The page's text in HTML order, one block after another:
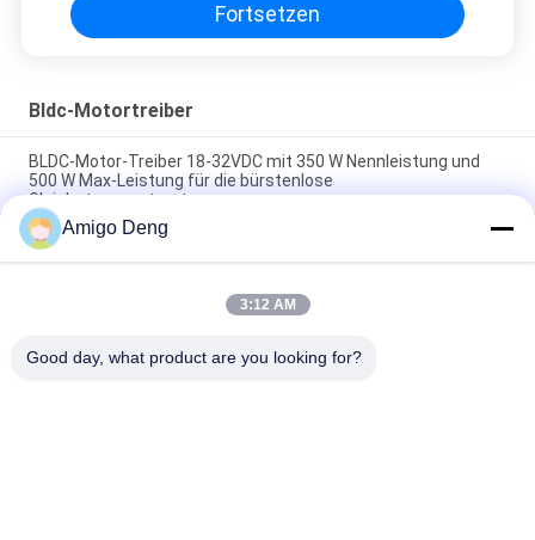
Fortsetzen
Bldc-Motortreiber
BLDC-Motor-Treiber 18-32VDC mit 350 W Nennleistung und
500 W Max-Leistung für die bürstenlose
Gleichstrommotorsteuerung
36-70V BLDC Motor Driver mit 0-5V Geschwindigkeitsregelung
und Rechteckwelle für industrielle Anwendungen
24V 350W 15A BLDC-Motorantrieb für industrielle Verwendung
Amigo Deng
3:12 AM
Good day, what product are you looking for?